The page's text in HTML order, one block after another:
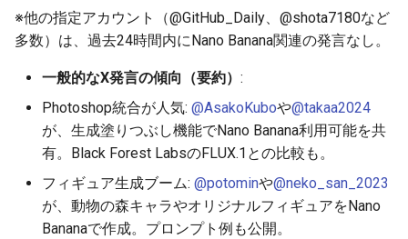
2026-05-23
2026-05-22
2026-05-21
2026-05-20
2026-05-19
2025-11-07
2025-11-06
2025-11-05
2025-11-04
2025-11-03
2026-05-23
2026-05-22
2026-05-21
2026-05-20
2026-05-19
2025-11-07
2025-11-06
2025-11-05
2025-11-04
2025-11-03
2026-05-20
2026-05-19
2026-05-18
2026-05-17
2026-05-16
2026-05-19
2026-05-18
2026-05-17
2026-05-16
2026-05-15
2025-11-07
2025-11-06
2025-11-05
2025-11-04
2025-11-03
2026-05-23
2026-05-22
2026-05-21
2026-05-20
2026-05-18
※他の指定アカウント（@GitHub_Daily、@shota7180など
多数）は、過去24時間内にNano Banana関連の発言なし。
一般的なX発言の傾向（要約） :
Photoshop統合が人気: @AsakoKuboや@takaa2024
が、生成塗りつぶし機能でNano Banana利用可能を共
有。Black Forest LabsのFLUX.1との比較も。
フィギュア生成ブーム: @potominや@neko_san_2023
が、動物の森キャラやオリジナルフィギュアをNano
Bananaで作成。プロンプト例も公開。